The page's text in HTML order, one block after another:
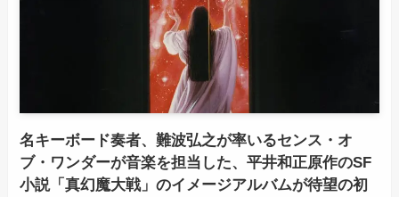
名キーボード奏者、難波弘之が率いるセンス・オ
ブ・ワンダーが音楽を担当した、平井和正原作のSF
小説「真幻魔大戦」のイメージアルバムが待望の初